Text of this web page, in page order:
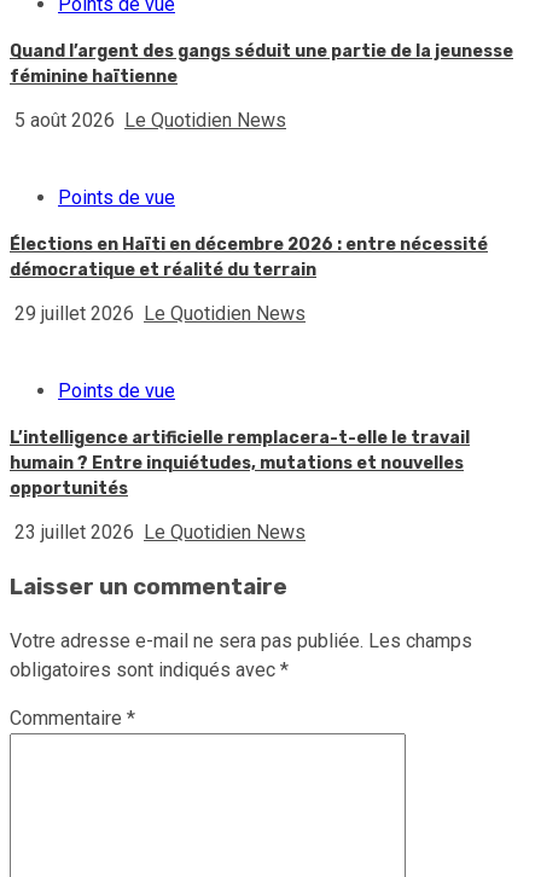
Points de vue
Quand l’argent des gangs séduit une partie de la jeunesse
féminine haïtienne
5 août 2026 Le Quotidien News
Points de vue
Élections en Haïti en décembre 2026 : entre nécessité
démocratique et réalité du terrain
29 juillet 2026 Le Quotidien News
Points de vue
L’intelligence artificielle remplacera-t-elle le travail
humain ? Entre inquiétudes, mutations et nouvelles
opportunités
23 juillet 2026 Le Quotidien News
Laisser un commentaire
Votre adresse e-mail ne sera pas publiée. Les champs
obligatoires sont indiqués avec *
Commentaire *